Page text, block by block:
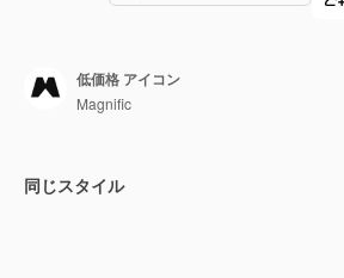
低価格 アイコン
Magnific
同じスタイル